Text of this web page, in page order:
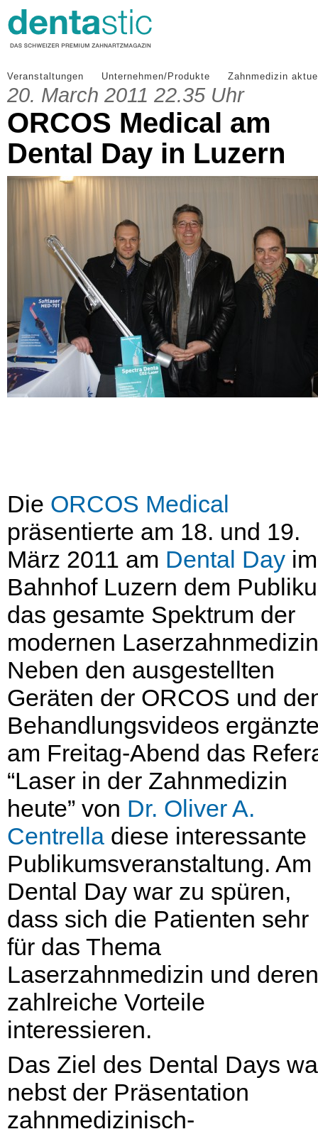
Veranstaltungen Unternehmen/Produkte Zahnmedizin
20. March 2011 22.35 Uhr
ORCOS Medical am
Dental Day in Luzern
Die ORCOS Medical
präsentierte am 18. und 19.
März 2011 am Dental Day im
Bahnhof Luzern dem
das gesamte Spektrum der
modernen
Neben den ausgestellten
Geräten der ORCOS und
Behandlungsvideos
am Freitag-Abend das
“Laser in der Zahnmedizin
heute” von Dr. Oliver A.
Centrella diese interessante
Publikumsveranstaltung. Am
Dental Day war zu spüren,
dass sich die Patienten sehr
für das Thema
Laserzahnmedizin und deren
zahlreiche Vorteile
interessieren.
Das Ziel des Dental Days
nebst der Präsentation
zahnmedizinisch-